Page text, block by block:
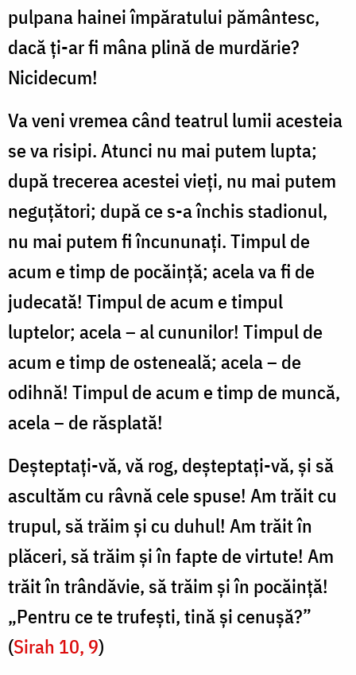
pulpana hainei împăratului pământesc,
dacă ți-ar fi mâna plină de murdărie?
Nicidecum!
Va veni vremea când teatrul lumii acesteia
se va risipi. Atunci nu mai putem lupta;
după trecerea acestei vieți, nu mai putem
neguțători; după ce s-a închis stadionul,
nu mai putem fi încununați. Timpul de
acum e timp de pocăință; acela va fi de
judecată! Timpul de acum e timpul
luptelor; acela – al cununilor! Timpul de
acum e timp de osteneală; acela – de
odihnă! Timpul de acum e timp de muncă,
acela – de răsplată!
Deșteptați-vă, vă rog, deșteptați-vă, și să
ascultăm cu râvnă cele spuse! Am trăit cu
trupul, să trăim și cu duhul! Am trăit în
plăceri, să trăim și în fapte de virtute! Am
trăit în trândăvie, să trăim și în pocăință!
„Pentru ce te trufești, tină și cenușă?”
(Sirah 10, 9)